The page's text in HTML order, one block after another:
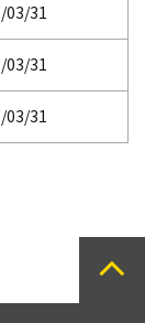
03/31
03/31
03/31